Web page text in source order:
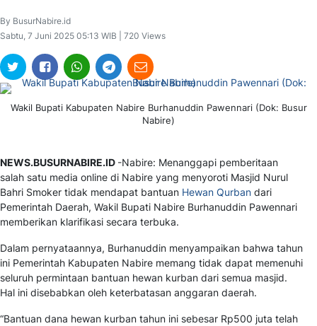
By BusurNabire.id
Sabtu, 7 Juni 2025 05:13 WIB | 720 Views
Wakil Bupati Kabupaten Nabire Burhanuddin Pawennari (Dok: Busur
Nabire)
NEWS.BUSURNABIRE.ID -Nabire: Menanggapi pemberitaan
salah satu media online di Nabire yang menyoroti Masjid Nurul
Bahri Smoker tidak mendapat bantuan Hewan Qurban dari
Pemerintah Daerah, Wakil Bupati Nabire Burhanuddin Pawennari
memberikan klarifikasi secara terbuka.
Dalam pernyataannya, Burhanuddin menyampaikan bahwa tahun
ini Pemerintah Kabupaten Nabire memang tidak dapat memenuhi
seluruh permintaan bantuan hewan kurban dari semua masjid.
Hal ini disebabkan oleh keterbatasan anggaran daerah.
“Bantuan dana hewan kurban tahun ini sebesar Rp500 juta telah